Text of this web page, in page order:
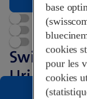
Ouvert
Rendez-vous
Swisscom
Swisscom
Uri
Liste
base
cookies
pour les
cookies